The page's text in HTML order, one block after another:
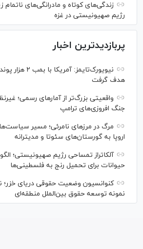
زندگی‌های کوتاه و مادرانگی‌های
رژیم صهیونیستی در غزه
پربازدیدترین اخبار
نیویورک‌تایمز:
هدف گرفت
واقعیتی بزرگ‌تر از آمار‌های رسمی؛
جنگ افروزی‌های ترامپ
مرگ در مرز‌های نامرئی؛ مسیر
اروپا به گورستان‌های سئوتا و مدیترانه
آلکاتراز تمساحی رژیم صهیونیستی؛
حیوانات برای تحمیل رنج به فلسطینی‌ها
کنوانسیون وضعیت حقوقی دریای خزر؛
نمونه توسعه حقوق بین‌الملل منطقه‌ای